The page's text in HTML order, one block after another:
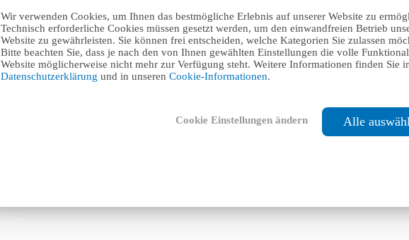
Wir verwenden Cookies, um Ihnen das bestmögliche Erlebnis auf unserer Website zu
Technisch erforderliche Cookies müssen gesetzt werden, um den einwandfreien Betrieb
Website zu gewährleisten. Sie können frei entscheiden, welche Kategorien Sie zulassen
Bitte beachten Sie, dass je nach den von Ihnen gewählten Einstellungen die volle
Website möglicherweise nicht mehr zur Verfügung steht. Weitere Informationen finden Sie
Datenschutzerklärung und in unseren Cookie-Informationen.
Cookie Einstellungen ändern Alle